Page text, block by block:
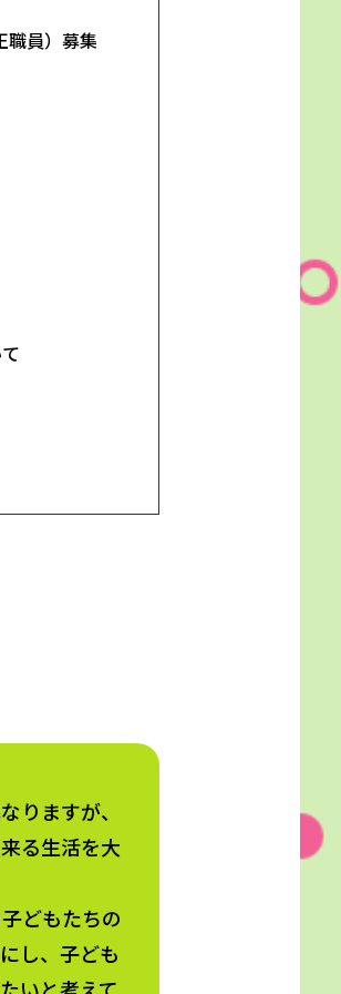
りますが、
る生活を大
どもたちの
し、子ども